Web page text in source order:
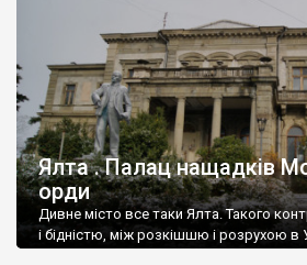
Ялта . Палац нащадків
орди
Дивне місто все таки Ялта. Такого
і бідністю, між розкішшю і розрухою в